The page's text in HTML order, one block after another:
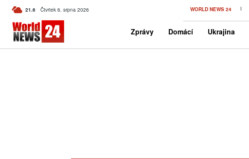
21.6 C Czech
Čtvrtek 6. srpna 2026 WORLD NEWS 24
Zprávy Domácí Ukrajina